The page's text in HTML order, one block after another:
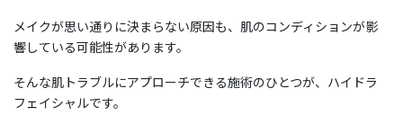
メイクが思い通りに決まらない原因も、肌のコンディションが影
響している可能性があります。
そんな肌トラブルにアプローチできる施術のひとつが、ハイドラ
フェイシャルです。